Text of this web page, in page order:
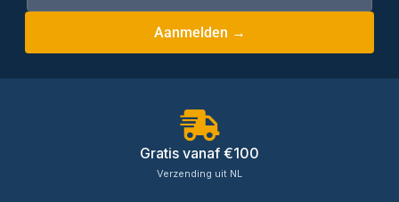
Aanmelden →
Gratis vanaf €100
Verzending uit NL